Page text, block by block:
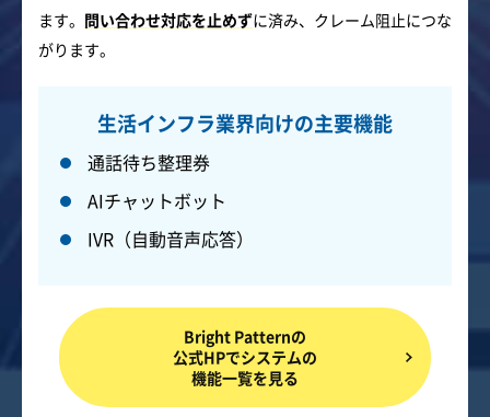
ます。 問い合わせ対応を止めずに済み、クレーム阻止につな
がります。
生活インフラ業界向けの主要機能
通話待ち整理券
AIチャットボット
IVR（自動音声応答）
Bright Patternの
公式HPでシステムの
機能一覧を見る